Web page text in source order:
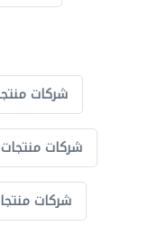
شركات
شركات منتجات
شركات